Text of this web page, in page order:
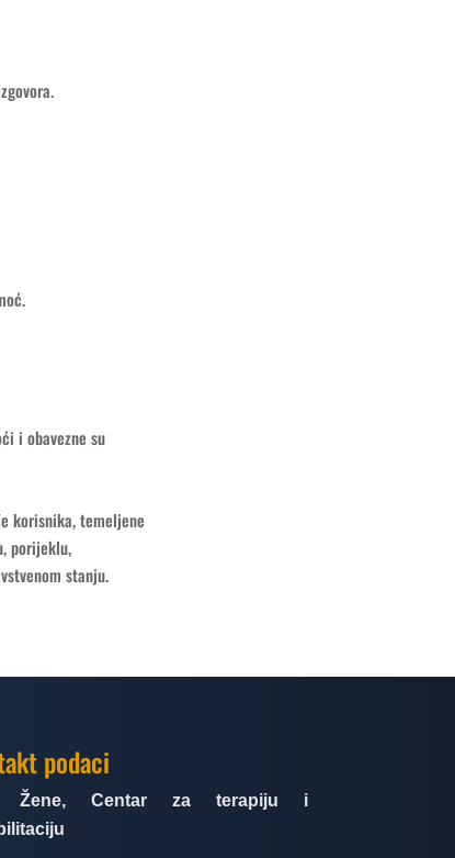
i obavezne su
korisnika, temeljene
porijeklu,
stanju.
podaci
Žene, Centar za terapiju i